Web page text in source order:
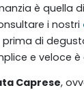
è quella
i nostri
di
e veloce
Caprese,